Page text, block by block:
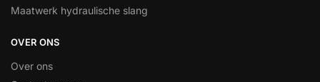
Maatwerk hydraulische slang
OVER ONS
Over ons